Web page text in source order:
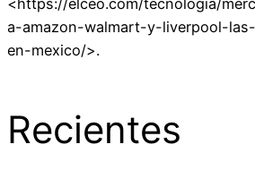
<https://elceo.com/tecnologia/
a-amazon-walmart-y-liverpool-
en-mexico/>.
Recientes